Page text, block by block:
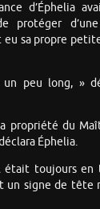
d’Éphelia
protéger d’une
eu sa propre
peu long, »
propriété du
Éphelia.
était toujours
un signe de tête